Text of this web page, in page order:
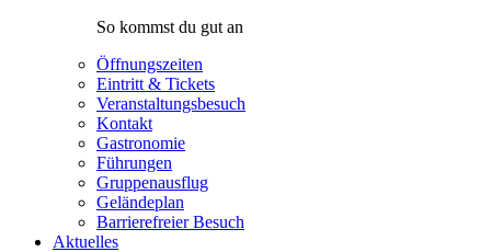
So kommst du gut an
Öffnungszeiten
Eintritt & Tickets
Veranstaltungsbesuch
Kontakt
Gastronomie
Führungen
Gruppenausflug
Geländeplan
Barrierefreier Besuch
Aktuelles